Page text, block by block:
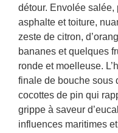
détour. Envolée
asphalte et toiture,
zeste de citron,
bananes et quelques
ronde et moelleuse.
finale de bouche sous
cocottes de pin qui
grippe à saveur
influences maritimes